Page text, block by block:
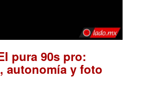
pura 90s pro:
autonomía y foto